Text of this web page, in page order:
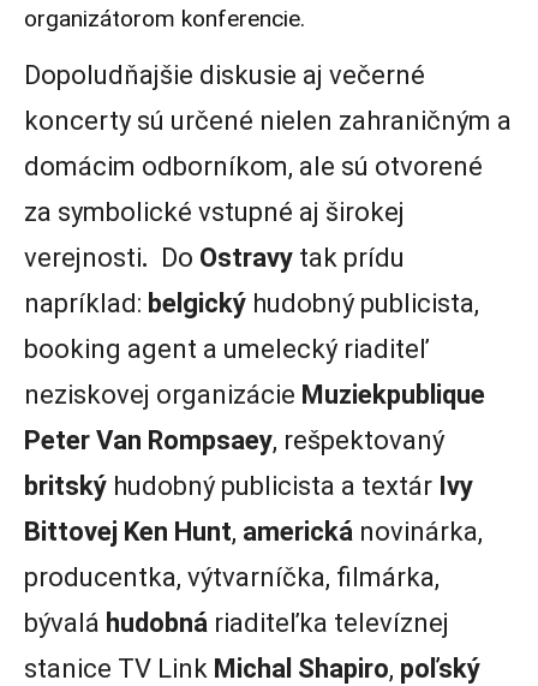
organizátorom konferencie.
Dopoludňajšie diskusie aj večerné
koncerty sú určené nielen zahraničným a
domácim odborníkom, ale sú otvorené
za symbolické vstupné aj širokej
verejnosti. Do Ostravy tak prídu
napríklad: belgický hudobný publicista,
booking agent a umelecký riaditeľ
neziskovej organizácie Muziekpublique
Peter Van Rompsaey, rešpektovaný
britský hudobný publicista a textár Ivy
Bittovej Ken Hunt, americká novinárka,
producentka, výtvarníčka, filmárka,
bývalá hudobná riaditeľka televíznej
stanice TV Link Michal Shapiro, poľský